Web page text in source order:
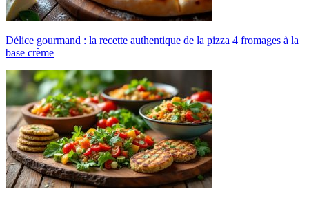
Délice gourmand : la recette authentique de la pizza 4 fromages à la
base crème